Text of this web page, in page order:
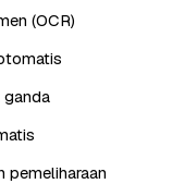
(OCR)
ganda
pemeliharaan